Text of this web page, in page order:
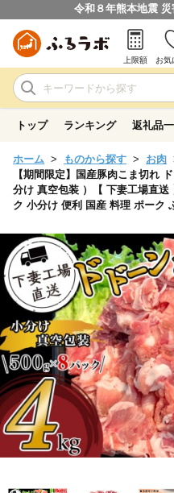
令和８年熊本地震
上限額 お気
トップ ランキング 返礼品
ホーム ものから探す お肉
【期間限定】国産豚肉こま切れ
分け 真空包装 ）【 下妻工場直
ク 小分け 便利 国産 料理 ポーク